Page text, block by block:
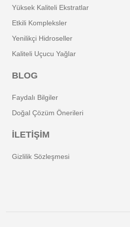
Yüksek Kaliteli Ekstratlar
Etkili Kompleksler
Yenilikçi Hidroseller
Kaliteli Uçucu Yağlar
BLOG
Faydalı Bilgiler
Doğal Çözüm Önerileri
İLETİŞİM
Gizlilik Sözleşmesi